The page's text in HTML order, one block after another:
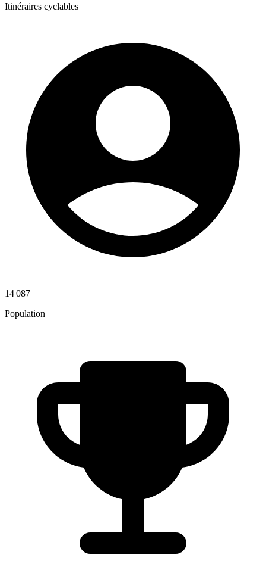
Itinéraires cyclables
14 087
Population